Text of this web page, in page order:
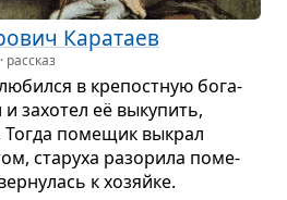
Кара­таев
рассказ
в кре­пост­ную бога­
и захо­тел её выку­пить,
Тогда поме­щик выкрал
ста­руха разо­рила поме­
к хозяйке.